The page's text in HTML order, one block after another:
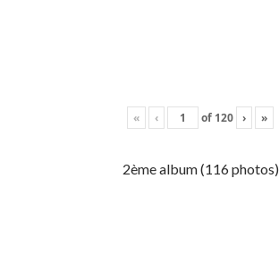
« ‹ of 120 › »
2ème album (116 photos)